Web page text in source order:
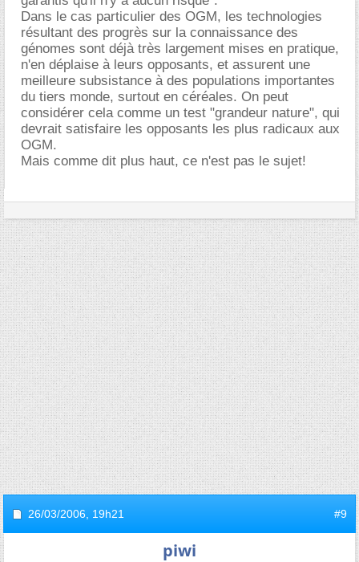
Dans le cas particulier des OGM, les technologies
résultant des progrès sur la connaissance des
génomes sont déjà très largement mises en pratique,
n'en déplaise à leurs opposants, et assurent une
meilleure subsistance à des populations importantes
du tiers monde, surtout en céréales. On peut
considérer cela comme un test "grandeur nature", qui
devrait satisfaire les opposants les plus radicaux aux
OGM.
Mais comme dit plus haut, ce n'est pas le sujet!
26/03/2006, 19h21 #9
piwi